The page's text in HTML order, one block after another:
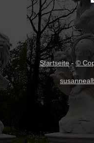
Startseite- ©